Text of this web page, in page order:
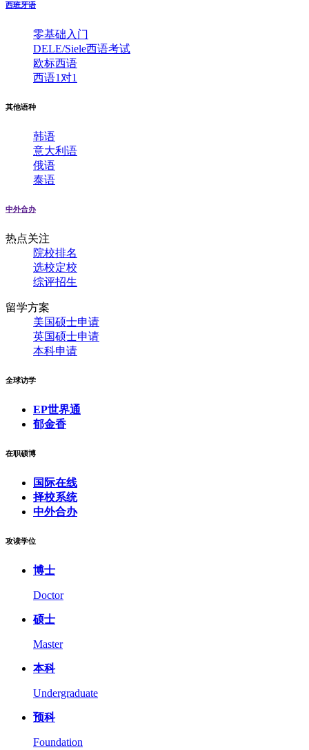
西班牙语
零基础入门
DELE/Siele西语考试
欧标西语
西语1对1
其他语种
韩语
意大利语
俄语
泰语
中外合办
热点关注
院校排名
选校定校
综评招生
留学方案
美国硕士申请
英国硕士申请
本科申请
全球访学
EP世界通
郁金香
在职硕博
国际在线
择校系统
中外合办
攻读学位
博士
Doctor
硕士
Master
本科
Undergraduate
预科
Foundation